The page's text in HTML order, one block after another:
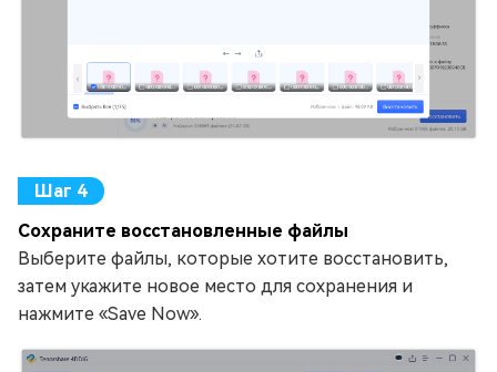
Сохраните восстановленные файлы
Выберите файлы, которые хотите восстановить,
затем укажите новое место для сохранения и
нажмите «Save Now».